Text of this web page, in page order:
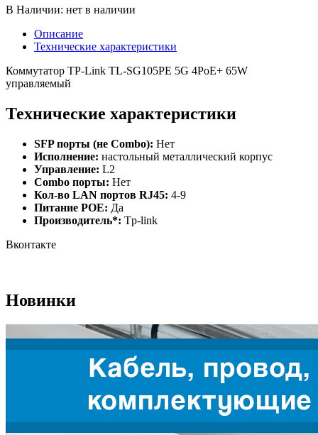
В Наличии: нет в наличии
Описание
Технические характеристики
Коммутатор TP-Link TL-SG105PE 5G 4PoE+ 65W
управляемый
Технические характеристики
SFP порты (не Combo): Нет
Исполнение: настольный металлический корпус
Управление: L2
Combo порты: Нет
Кол-во LAN портов RJ45: 4-9
Питание РОЕ: Да
Производитель*: Tp-link
Вконтакте
Новинки